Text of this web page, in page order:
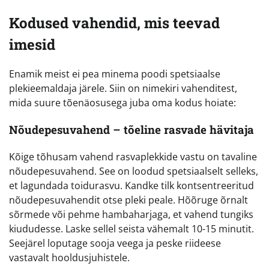
Kodused vahendid, mis teevad
imesid
Enamik meist ei pea minema poodi spetsiaalse
plekieemaldaja järele. Siin on nimekiri vahenditest,
mida suure tõenäosusega juba oma kodus hoiate:
Nõudepesuvahend – tõeline rasvade hävitaja
Kõige tõhusam vahend rasvaplekkide vastu on tavaline
nõudepesuvahend. See on loodud spetsiaalselt selleks,
et lagundada toidurasvu. Kandke tilk kontsentreeritud
nõudepesuvahendit otse pleki peale. Hõõruge õrnalt
sõrmede või pehme hambaharjaga, et vahend tungiks
kiududesse. Laske sellel seista vähemalt 10-15 minutit.
Seejärel loputage sooja veega ja peske riideese
vastavalt hooldusjuhistele.